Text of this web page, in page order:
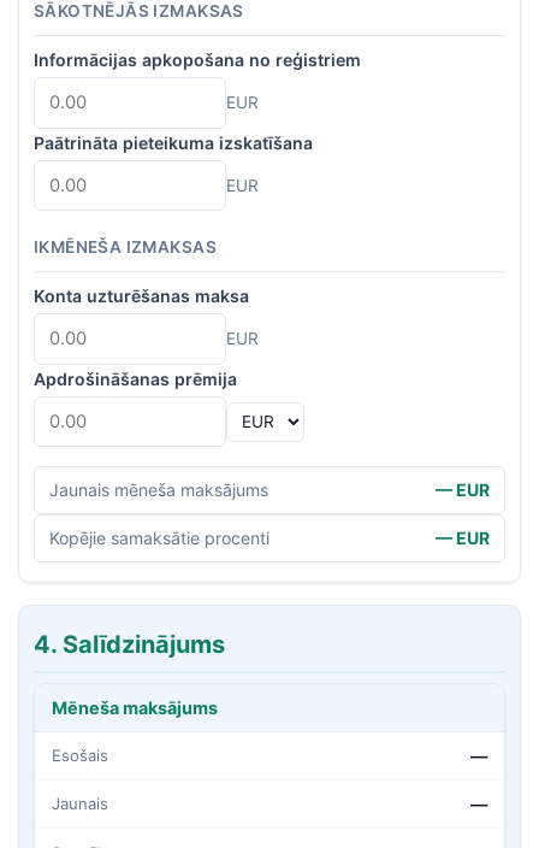
SĀKOTNĒJĀS IZMAKSAS
Informācijas apkopošana no reģistriem
EUR
Paātrināta pieteikuma izskatīšana
EUR
IKMĒNEŠA IZMAKSAS
Konta uzturēšanas maksa
EUR
Apdrošināšanas prēmija
Jaunais mēneša maksājums — EUR
Kopējie samaksātie procenti — EUR
4. Salīdzinājums
Mēneša maksājums
Esošais —
Jaunais —